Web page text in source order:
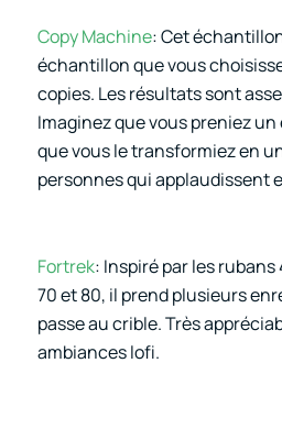
Copy Machine: Cet
échantillon que vous
copies. Les résultats sont
Imaginez que vous preniez
que vous le transformiez en
personnes qui applaudissent
Fortrek: Inspiré par les rubans
70 et 80, il prend plusieurs
passe au crible. Très
ambiances lofi.